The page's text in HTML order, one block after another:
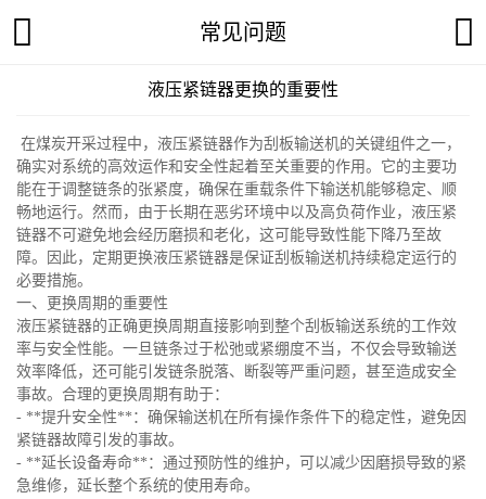
常见问题
液压紧链器更换的重要性
在煤炭开采过程中，液压紧链器作为刮板输送机的关键组件之一，
确实对系统的高效运作和安全性起着至关重要的作用。它的主要功
能在于调整链条的张紧度，确保在重载条件下输送机能够稳定、顺
畅地运行。然而，由于长期在恶劣环境中以及高负荷作业，液压紧
链器不可避免地会经历磨损和老化，这可能导致性能下降乃至故
障。因此，定期更换液压紧链器是保证刮板输送机持续稳定运行的
必要措施。
一、更换周期的重要性
液压紧链器的正确更换周期直接影响到整个刮板输送系统的工作效
率与安全性能。一旦链条过于松弛或紧绷度不当，不仅会导致输送
效率降低，还可能引发链条脱落、断裂等严重问题，甚至造成安全
事故。合理的更换周期有助于：
- **提升安全性**：确保输送机在所有操作条件下的稳定性，避免因
紧链器故障引发的事故。
- **延长设备寿命**：通过预防性的维护，可以减少因磨损导致的紧
急维修，延长整个系统的使用寿命。